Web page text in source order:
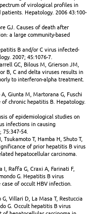
of virological profiles in
Hepatology. 2006 43:100-
GJ. Causes of death after
a large community-based
B and/or C virus infected-
2007; 45:1076-7.
GC, Bilous M, Grierson JM,
B, C and delta viruses results in
to interferon-alpha treatment.
Giunta M, Martorana G, Fuschi
chronic hepatitis B. Hepatology.
of epidemiological studies on
infections in causing
54.
T, Hamba H, Shuto T,
of prior hepatitis B virus
hepatocellular carcinoma.
I, Raffa G, Craxi A, Farinati F,
G. Hepatitis B virus
of occult HBV infection.
Villari D, La Masa T, Restuccia
G. Occult hepatitis B virus